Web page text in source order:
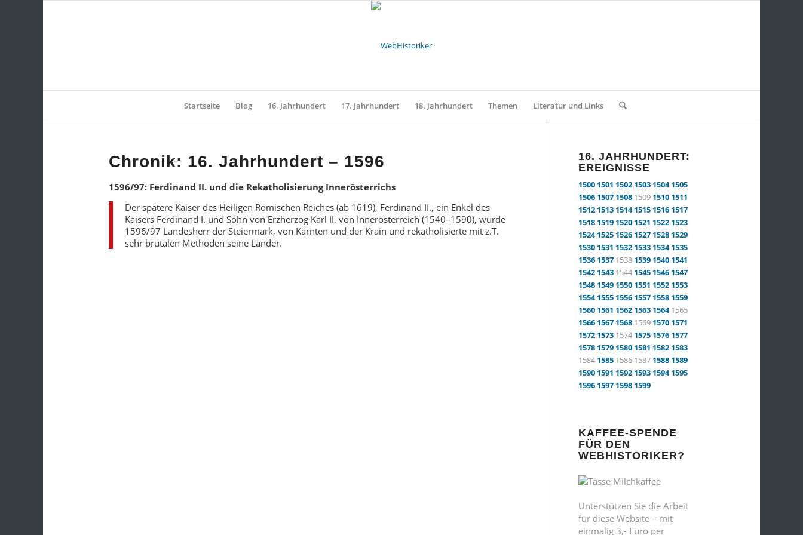
Startseite Blog 16. Jahrhundert 17. Jahrhundert 18. Jahrhundert Themen Literatur und Links
Chronik: 16. Jahrhundert – 1596
1596/97: Ferdinand II. und die Rekatholisierung Innerösterrichs
Der spätere Kaiser des Heiligen Römischen Reiches (ab 1619), Ferdinand II., ein Enkel des
Kaisers Ferdinand I. und Sohn von Erzherzog Karl II. von Innerösterreich (1540–1590), wurde
1596/97 Landesherr der Steiermark, von Kärnten und der Krain und rekatholisierte mit z.T.
sehr brutalen Methoden seine Länder.
16. JAHRHUNDERT:
EREIGNISSE
1500 1501 1502 1503 1504 1505
1506 1507 1508 1509 1510 1511
1512 1513 1514 1515 1516 1517
1518 1519 1520 1521 1522 1523
1524 1525 1526 1527 1528 1529
1530 1531 1532 1533 1534 1535
1536 1537 1538 1539 1540 1541
1542 1543 1544 1545 1546 1547
1548 1549 1550 1551 1552 1553
1554 1555 1556 1557 1558 1559
1560 1561 1562 1563 15641565
1566 1567 1568 1569 1570 1571
1572 1573 1574 1575 1576 1577
1578 1579 1580 1581 1582 1583
1584 1585 1586 1587 1588 1589
1590 1591 1592 1593 1594 1595
1596 1597 1598 1599
KAFFEE-SPENDE
FÜR DEN
WEBHISTORIKER?
Unterstützen Sie die Arbeit
für diese Website – mit
einmalig 3,- Euro per